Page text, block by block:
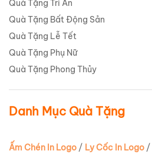
Quà Tặng Tri Ân
Quà Tặng Bất Động Sản
Quà Tặng Lễ Tết
Quà Tặng Phụ Nữ
Quà Tặng Phong Thủy
Danh Mục Quà Tặng
Ấm Chén In Logo / Ly Cốc In Logo/